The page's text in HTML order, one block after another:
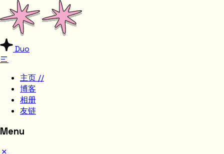
Duo
主页 //
博客
相册
友链
Menu